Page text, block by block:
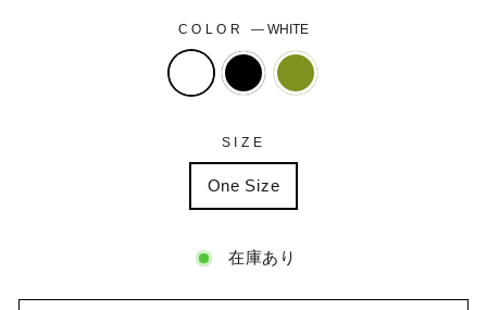
COLOR—WHITE
SIZE
One Size
在庫あり